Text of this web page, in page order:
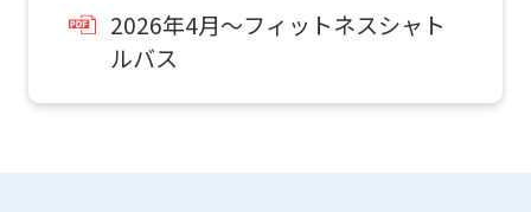
2026年4月～フィットネスシャト
ルバス
this
will
translated